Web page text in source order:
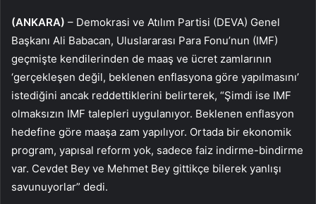
(ANKARA) – Demokrasi ve Atılım Partisi (DEVA) Genel
Başkanı Ali Babacan, Uluslararası Para Fonu’nun (IMF)
geçmişte kendilerinden de maaş ve ücret zamlarının
‘gerçekleşen değil, beklenen enflasyona göre yapılmasını’
istediğini ancak reddettiklerini belirterek, “Şimdi ise IMF
olmaksızın IMF talepleri uygulanıyor. Beklenen enflasyon
hedefine göre maaşa zam yapılıyor. Ortada bir ekonomik
program, yapısal reform yok, sadece faiz indirme-bindirme
var. Cevdet Bey ve Mehmet Bey gittikçe bilerek yanlışı
savunuyorlar” dedi.